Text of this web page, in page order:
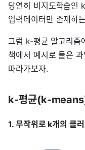
당연히 비지도학습인
입력데이터만 존재하
그럼 k-평균 알고리즘
책에서 예시로 들은
따라가보자.
k-평균(k-
1. 무작위로 k개의 클